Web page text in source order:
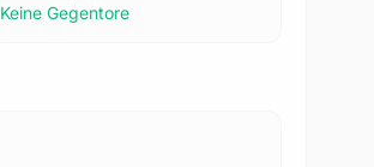
Keine Gegentore